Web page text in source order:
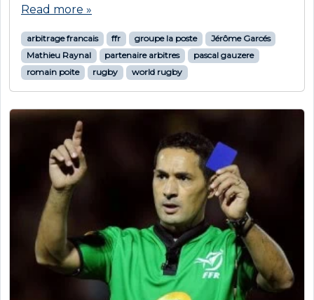
Read more »
arbitrage francais ffr groupe la poste
Jérôme Garcés
Mathieu Raynal
partenaire arbitres
pascal gauzere
romain poite
rugby world rugby